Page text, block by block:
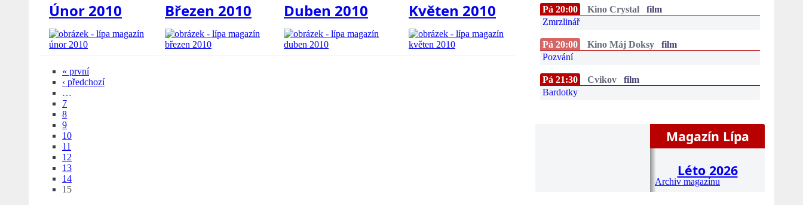
Únor 2010 Březen 2010 Duben 2010 Květen 2010
« první
‹ předchozí
…
7
8
9
10
11
12
13
14
15
Pá 20:00 Kino Crystal
film
Zmrzlinář
Pá 20:00 Kino Máj Doksy
film
Pozvání
Pá 21:30 Cvikov
film
Bardotky
Magazín Lípa
Léto 2026
Archiv magazínu